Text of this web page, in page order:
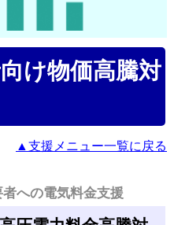
け物価高騰対
▲支援メニュー一覧に戻る
への電気料金支援